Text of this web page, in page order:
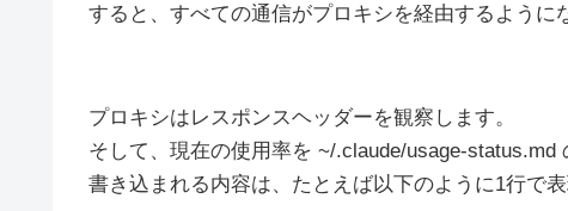
すると、すべての通信がプロキシを経由するように
プロキシはレスポンスヘッダーを観察します。
そして、現在の使用率を ~/.claude/usage-status.md
書き込まれる内容は、たとえば以下のように1行で表